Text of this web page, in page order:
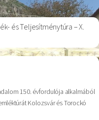
és Teljesítménytúra – X.
150. évfordulója alkalmából
Kolozsvár és Torockó